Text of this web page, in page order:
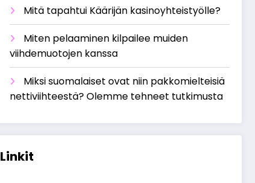
Mitä tapahtui Käärijän kasinoyhteistyölle?
Miten pelaaminen kilpailee muiden
viihdemuotojen kanssa
Miksi suomalaiset ovat niin pakkomielteisiä
nettiviihteestä? Olemme tehneet tutkimusta
Linkit